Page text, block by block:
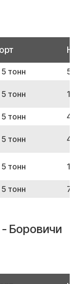
тонн
тонн
тонн
тонн
тонн
тонн
- Боровичи